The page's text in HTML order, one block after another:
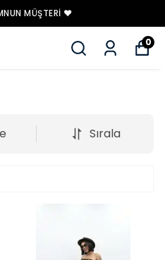
MÜŞTERI ❤️
0
Sırala